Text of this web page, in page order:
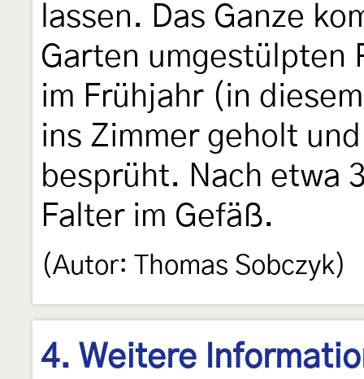
lassen. Das Ganze
Garten umgestülpten
im Frühjahr (in
ins Zimmer geholt
besprüht. Nach etwa
Falter im Gefäß.
(Autor: Thomas Sobczyk)
4. Weitere